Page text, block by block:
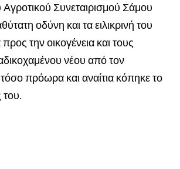
Αγροτικού Συνεταιρισμού Σάμου
οδύνη και τα ειλικρινή του
την οικογένεια και τους
νέου από τον
πρόωρα και αναίτια κόπηκε το
του.